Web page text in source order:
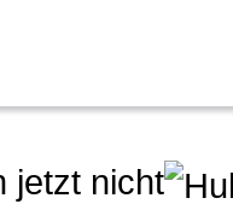
jetzt nicht